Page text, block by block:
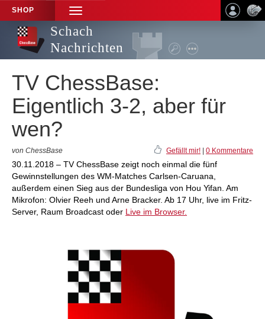
SHOP
TOGGLE
NAVIGATION
Schach
Nachrichten
TV ChessBase:
Eigentlich 3-2, aber für
wen?
von ChessBase Gefällt mir! 0 Kommentare
30.11.2018 – TV ChessBase zeigt noch einmal die fünf
Gewinnstellungen des WM-Matches Carlsen-Caruana,
außerdem einen Sieg aus der Bundesliga von Hou Yifan. Am
Mikrofon: Olvier Reeh und Arne Bracker. Ab 17 Uhr, live im Fritz-
Server, Raum Broadcast oder Live im Browser.